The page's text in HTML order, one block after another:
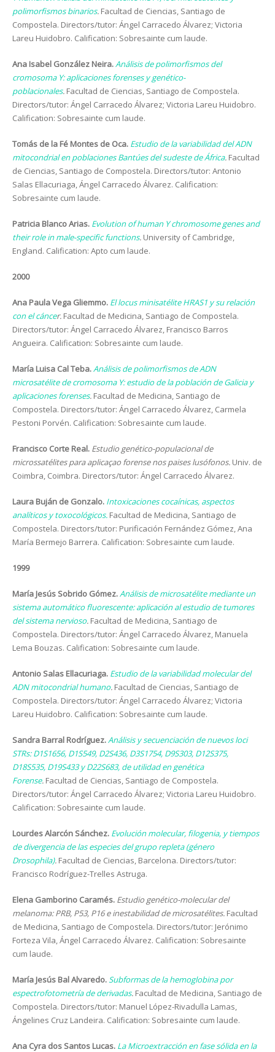
polimorfismos binarios. Facultad de Ciencias, Santiago de
Compostela. Directors/tutor: Ángel Carracedo Álvarez; Victoria
Lareu Huidobro. Calification: Sobresainte cum laude.
Ana Isabel González Neira.Análisis de polimorfismos del
cromosoma Y: aplicaciones forenses y genético-
poblacionales. Facultad de Ciencias, Santiago de Compostela.
Directors/tutor: Ángel Carracedo Álvarez; Victoria Lareu Huidobro.
Calification: Sobresainte cum laude.
Tomás de la Fé Montes de Oca. Estudio de la variabilidad del ADN
mitocondrial en poblaciones Bantúes del sudeste de África. Facultad
de Ciencias, Santiago de Compostela. Directors/tutor: Antonio
Salas Ellacuriaga, Ángel Carracedo Álvarez. Calification:
Sobresainte cum laude.
Patricia Blanco Arias. Evolution of human Y chromosome genes and
their role in male-specific functions. University of Cambridge,
England. Calification: Apto cum laude.
2000
Ana Paula Vega Gliemmo. El locus minisatélite HRAS1 y su relación
con el cáncer. Facultad de Medicina, Santiago de Compostela.
Directors/tutor: Ángel Carracedo Álvarez, Francisco Barros
Angueira. Calification: Sobresainte cum laude.
María Luisa Cal Teba.Análisis de polimorfismos de ADN
microsatélite de cromosoma Y: estudio de la población de Galicia y
aplicaciones forenses. Facultad de Medicina, Santiago de
Compostela. Directors/tutor: Ángel Carracedo Álvarez, Carmela
Pestoni Porvén. Calification: Sobresainte cum laude.
Francisco Corte Real. Estudio genético-populacional de
microssatélites para aplicaçao forense nos paises lusófonos. Univ. de
Coimbra, Coimbra. Directors/tutor: Ángel Carracedo Álvarez.
Laura Buján de Gonzalo. Intoxicaciones cocaínicas, aspectos
analíticos y toxocológicos. Facultad de Medicina, Santiago de
Compostela. Directors/tutor: Purificación Fernández Gómez, Ana
María Bermejo Barrera. Calification: Sobresainte cum laude.
1999
María Jesús Sobrido Gómez.Análisis de microsatélite mediante un
sistema automático fluorescente: aplicación al estudio de tumores
del sistema nervioso. Facultad de Medicina, Santiago de
Compostela. Directors/tutor: Ángel Carracedo Álvarez, Manuela
Lema Bouzas. Calification: Sobresainte cum laude.
Antonio Salas Ellacuriaga. Estudio de la variabilidad molecular del
ADN mitocondrial humano. Facultad de Ciencias, Santiago de
Compostela. Directors/tutor: Ángel Carracedo Álvarez; Victoria
Lareu Huidobro. Calification: Sobresainte cum laude.
Sandra Barral Rodríguez.Análisis y secuenciación de nuevos loci
STRs: D1S1656, D1S549, D2S436, D3S1754, D9S303, D12S375,
D18S535, D19S433 y D22S683, de utilidad en genética
Forense. Facultad de Ciencias, Santiago de Compostela.
Directors/tutor: Ángel Carracedo Álvarez; Victoria Lareu Huidobro.
Calification: Sobresainte cum laude.
Lourdes Alarcón Sánchez. Evolución molecular, filogenia, y tiempos
de divergencia de las especies del grupo repleta (género
Drosophila). Facultad de Ciencias, Barcelona. Directors/tutor:
Francisco Rodríguez-Trelles Astruga.
Elena Gamborino Caramés. Estudio genético-molecular del
melanoma: PRB, P53, P16 e inestabilidad de microsatélites. Facultad
de Medicina, Santiago de Compostela. Directors/tutor: Jerónimo
Forteza Vila, Ángel Carracedo Álvarez. Calification: Sobresainte
cum laude.
María Jesús Bal Alvaredo.Subformas de la hemoglobina por
espectrofotometría de derivadas. Facultad de Medicina, Santiago de
Compostela. Directors/tutor: Manuel López-Rivadulla Lamas,
Ángelines Cruz Landeira. Calification: Sobresainte cum laude.
Ana Cyra dos Santos Lucas. La Microextracción en fase sólida en la